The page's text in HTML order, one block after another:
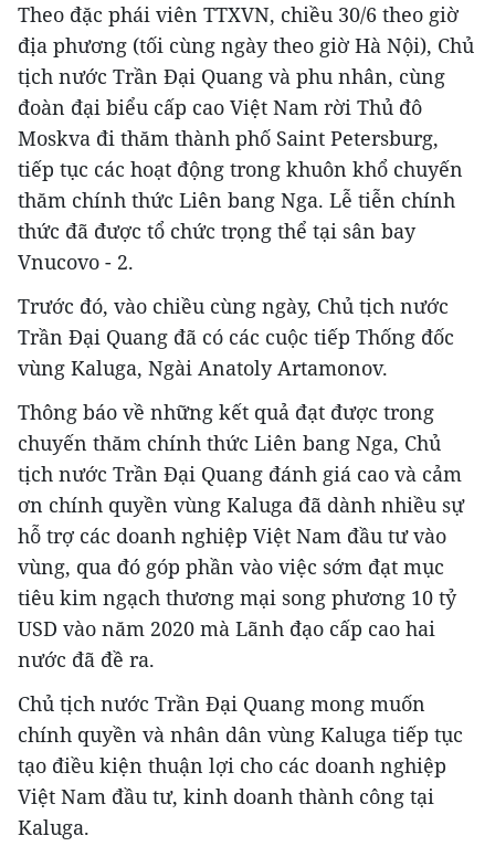
Theo đặc phái viên TTXVN, chiều 30/6 theo giờ
địa phương (tối cùng ngày theo giờ Hà Nội), Chủ
tịch nước Trần Đại Quang và phu nhân, cùng
đoàn đại biểu cấp cao Việt Nam rời Thủ đô
Moskva đi thăm thành phố Saint Petersburg,
tiếp tục các hoạt động trong khuôn khổ chuyến
thăm chính thức Liên bang Nga. Lễ tiễn chính
thức đã được tổ chức trọng thể tại sân bay
Vnucovo - 2.
Trước đó, vào chiều cùng ngày, Chủ tịch nước
Trần Đại Quang đã có các cuộc tiếp Thống đốc
vùng Kaluga, Ngài Anatoly Artamonov.
Thông báo về những kết quả đạt được trong
chuyến thăm chính thức Liên bang Nga, Chủ
tịch nước Trần Đại Quang đánh giá cao và cảm
ơn chính quyền vùng Kaluga đã dành nhiều sự
hỗ trợ các doanh nghiệp Việt Nam đầu tư vào
vùng, qua đó góp phần vào việc sớm đạt mục
tiêu kim ngạch thương mại song phương 10 tỷ
USD vào năm 2020 mà Lãnh đạo cấp cao hai
nước đã đề ra.
Chủ tịch nước Trần Đại Quang mong muốn
chính quyền và nhân dân vùng Kaluga tiếp tục
tạo điều kiện thuận lợi cho các doanh nghiệp
Việt Nam đầu tư, kinh doanh thành công tại
Kaluga.